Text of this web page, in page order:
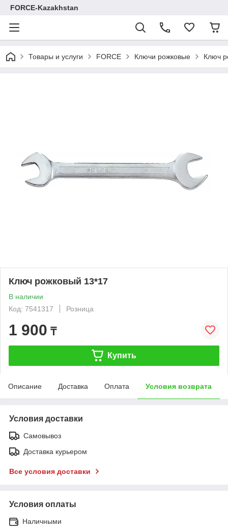
FORCE-Kazakhstan
Товары и услуги FORCE Ключи рожковые Ключ
Ключ рожковый 13*17
В наличии
Код: 7541317
Розница
1 900 ₸
Купить
Описание Доставка Оплата Условия возврата
Условия доставки
Самовывоз
Доставка курьером
Все условия доставки
Условия оплаты
Наличными